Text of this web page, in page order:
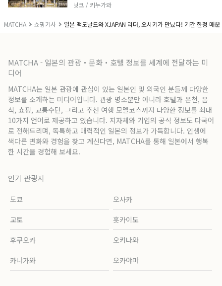
MATCHA 쇼핑기사 일본 맥도날드와 XJAPAN 리더, 요시키가 만났다! 기간 한정 매
닛코 / 키누가와
MATCHA - 일본의 관광・문화・호텔 정보를 세계에 전달하는 미
디어
MATCHA는 일본 관광에 관심이 있는 일본인 및 외국인 분들께 다양한
정보를 소개하는 미디어입니다. 관광 명소뿐만 아니라 호텔과 온천, 음
식, 쇼핑, 교통수단, 그리고 추천 여행 모델코스까지 다양한 정보를 최대
10가지 언어로 제공하고 있습니다. 지자체와 기업의 공식 정보도 다국어
로 전해드리며, 독특하고 매력적인 일본의 정보가 가득합니다. 인생에
색다른 변화와 경험을 찾고 계신다면, MATCHA를 통해 일본에서 행복
한 시간을 경험해 보세요.
인기 관광지
도쿄 오사카
교토 홋카이도
후쿠오카 오키나와
카나가와 오카야마